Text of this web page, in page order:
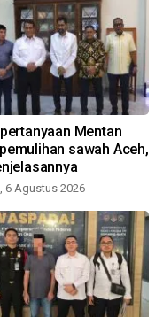
Mentan
sawah Aceh,
6 Agustus 2026